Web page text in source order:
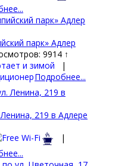
парк» Адлер
9914 ↑
|
Подробнее...
219 в Адлере
|